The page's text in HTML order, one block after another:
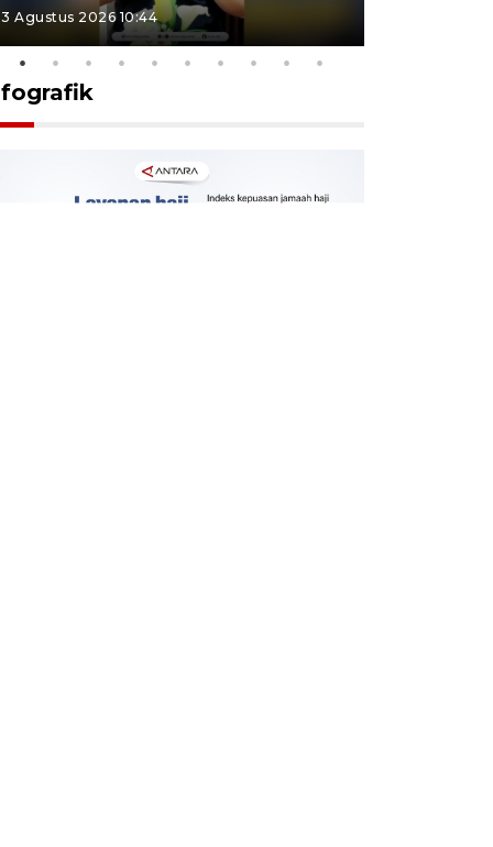
3 Agustus 2026 10:44